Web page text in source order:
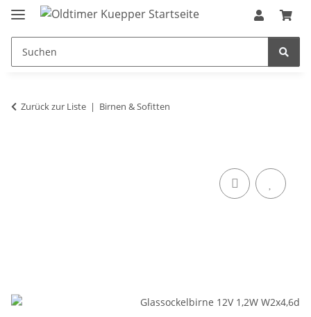
Zurück zur Liste Birnen & Sofitten